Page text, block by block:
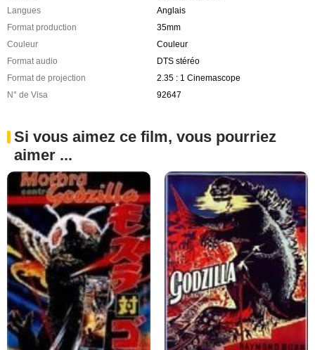
Langues
Anglais
Format production
35mm
Couleur
Couleur
Format audio
DTS stéréo
Format de projection
2.35 : 1 Cinemascope
N° de Visa
92647
Si vous aimez ce film, vous pourriez
aimer ...